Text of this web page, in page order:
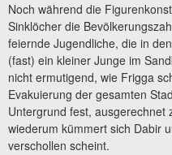
Noch während die
Sinklöcher die
feiernde Jugendliche, die in
(fast) ein kleiner Junge im
nicht ermutigend, wie Frigga
Evakuierung der gesamten
Untergrund fest, ausgerechnet
wiederum kümmert sich Dabir
verschollen scheint.